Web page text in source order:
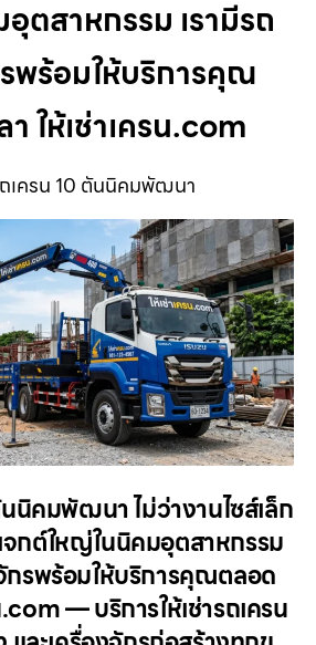
ตสาหกรรม เรามีรถ
พร้อมให้บริการคุณ
ให้เช่าเครน.com
ถเครน 10 ตันนิคมพัฒนา
นนิคมพัฒนา ไม่ว่างานไซส์เล็ก
จกต์ใหญ่ในนิคมอุตสาหกรรม
กรพร้อมให้บริการคุณตลอด
.com — บริการให้เช่ารถเครน